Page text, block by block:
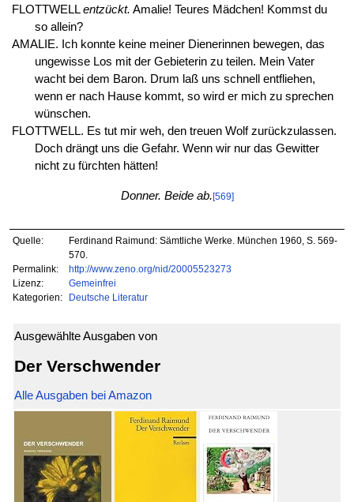
FLOTTWELLentzückt. Amalie! Teures Mädchen! Kommst du
so allein?
AMALIE. Ich konnte keine meiner Dienerinnen bewegen, das
ungewisse Los mit der Gebieterin zu teilen. Mein Vater
wacht bei dem Baron. Drum laß uns schnell entfliehen,
wenn er nach Hause kommt, so wird er mich zu sprechen
wünschen.
FLOTTWELL. Es tut mir weh, den treuen Wolf zurückzulassen.
Doch drängt uns die Gefahr. Wenn wir nur das Gewitter
nicht zu fürchten hätten!
Donner. Beide ab.[569]
Quelle:
Ferdinand Raimund: Sämtliche Werke. München 1960, S. 569-
570.
Permalink:
http://www.zeno.org/nid/20005523273
Lizenz:
Gemeinfrei
Kategorien:
Deutsche Literatur
Ausgewählte Ausgaben von
Der Verschwender
Alle Ausgaben bei Amazon